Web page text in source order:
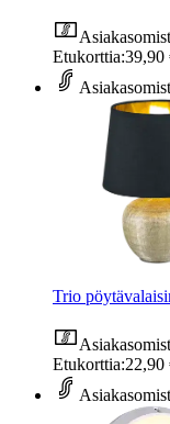
Etukorttia:39,90
Trio
Etukorttia:22,90